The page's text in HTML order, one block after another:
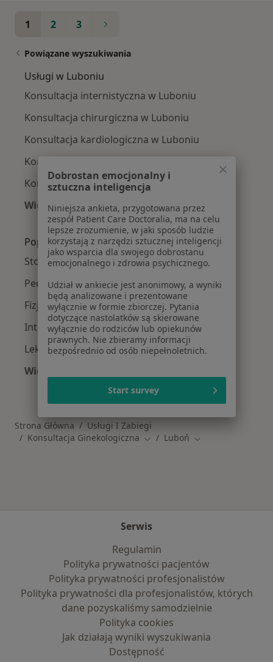
1 2 3
Powiązane wyszukiwania
Usługi w Luboniu
Konsultacja internistyczna w Luboniu
Konsultacja chirurgiczna w Luboniu
Konsultacja kardiologiczna w Luboniu
Konsultacja neurologiczna w Luboniu
Konsultacja ortopedyczna w Luboniu
Więcej (14)
Więcej w kategorii: Usługi w Luboniu
Popularne specjalizacje
Stomatolodzy w Luboniu
Pediatrzy w Luboniu
Fizjoterapeuci w Luboniu
Interniści w Luboniu
Lekarze rodzinni w Luboniu
Więcej (15)
Więcej w kategorii: Popularne specjalizacje
Strona Główna
Usługi I Zabiegi
Konsultacja Ginekologiczna Zmień miasto
Luboń Zmień miasto
Serwis
Regulamin
Polityka prywatności pacjentów
Polityka prywatności profesjonalistów
Polityka prywatności dla profesjonalistów, których
dane pozyskaliśmy samodzielnie
Polityka cookies
Jak działają wyniki wyszukiwania
Dostępność
Dobrostan emocjonalny i
sztuczna inteligencja
Niniejsza ankieta, przygotowana przez
zespół Patient Care Doctoralia, ma na celu
lepsze zrozumienie, w jaki sposób ludzie
korzystają z narzędzi sztucznej inteligencji
jako wsparcia dla swojego dobrostanu
emocjonalnego i zdrowia psychicznego.
Udział w ankiecie jest anonimowy, a wyniki
będą analizowane i prezentowane
wyłącznie w formie zbiorczej. Pytania
dotyczące nastolatków są skierowane
wyłącznie do rodziców lub opiekunów
prawnych. Nie zbieramy informacji
bezpośrednio od osób niepełnoletnich.
Start survey